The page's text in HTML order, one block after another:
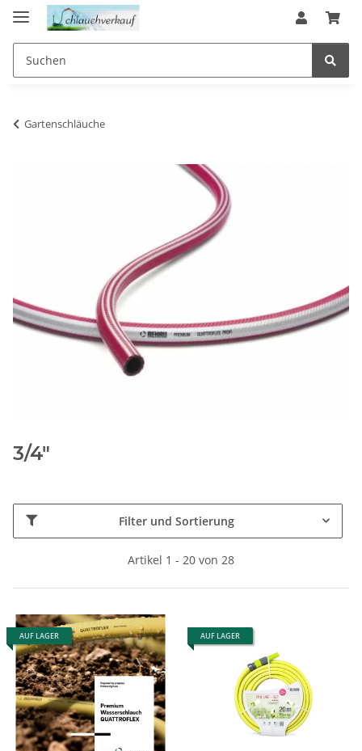
Gartenschläuche
3/4"
Filter und Sortierung
Artikel 1 - 20 von 28
AUF LAGER AUF LAGER